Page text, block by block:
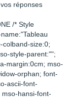
réponses
/* Style
colband-size:0;
style-parent:"";
margin:0cm; mso-
orphan; font-
ascii-font-
hansi-font-